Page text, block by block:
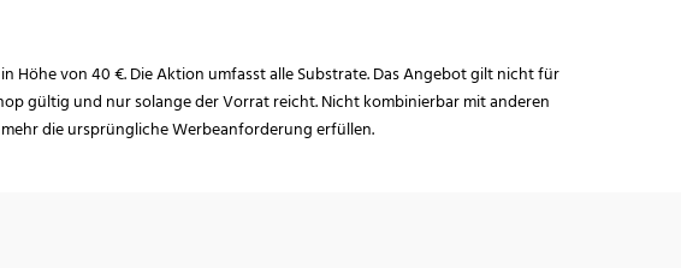
Höhe von 40 €. Die Aktion umfasst alle Substrate. Das Angebot gilt nicht für
gültig und nur solange der Vorrat reicht. Nicht kombinierbar mit anderen
die ursprüngliche Werbeanforderung erfüllen.